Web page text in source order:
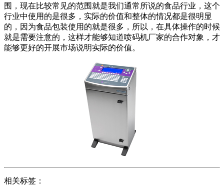
围，现在比较常见的范围就是我们通常所说的食品行业，这个
行业中使用的是很多，实际的价值和整体的情况都是很明显
的，因为食品包装使用的就是很多，所以，在具体操作的时候
就是需要注意的，这样才能够知道喷码机厂家的合作对象，才
能够更好的开展市场说明实际的价值。
相关标签：